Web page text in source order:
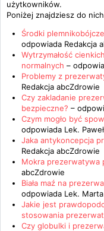
użytkowników.
Poniżej znajdziesz do
Środki
odpowiada Redakcja
Wytrzymałość
normalnych –
Problemy z
Redakcja abcZdrowie
Czy zakladanie
bezpieczne? –
Czym mogło być
odpowiada Lek.
Jaka antykoncepcja
Redakcja abcZdrowie
Mokra prezerwatywa
abcZdrowie
Biała maź na
odpowiada Lek.
Jakie jest
stosowania
Czy globulki i